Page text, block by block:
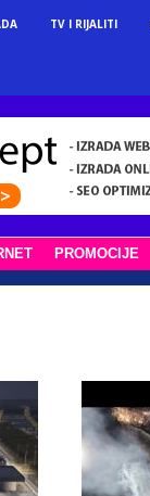
TV I RIJALITI
PROMOCIJE